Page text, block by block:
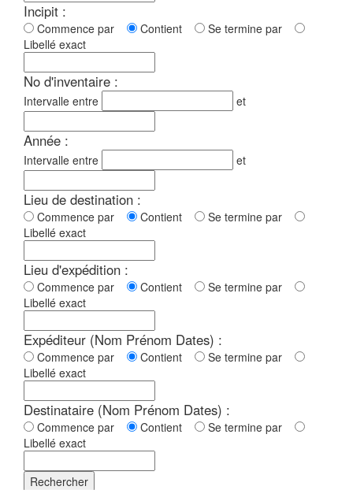
Incipit :
Commence par Contient
Se termine par
Libellé exact
No d'inventaire :
Intervalle entre et
Année :
Intervalle entre et
Lieu de destination :
Commence par Contient
Se termine par
Libellé exact
Lieu d'expédition :
Commence par Contient
Se termine par
Libellé exact
Expéditeur (Nom Prénom Dates) :
Commence par Contient
Se termine par
Libellé exact
Destinataire (Nom Prénom Dates) :
Commence par Contient
Se termine par
Libellé exact
Rechercher